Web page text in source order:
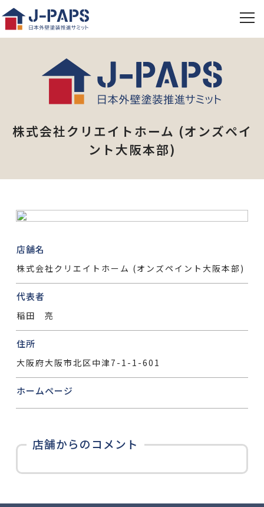
株式会社クリエイトホーム (オンズペイ
ント大阪本部)
店舗名
株式会社クリエイトホーム (オンズペイント大阪本部)
代表者
稲田 亮
住所
大阪府大阪市北区中津7-1-1-601
ホームページ
店舗からのコメント